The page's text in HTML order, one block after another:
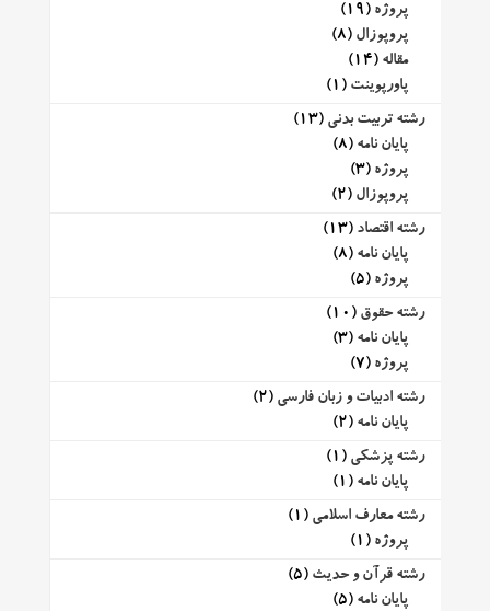
پروژه (19)
پروپوزال (8)
مقاله (14)
پاورپوینت (1)
رشته تربیت بدنی (13)
پایان نامه (8)
پروژه (3)
پروپوزال (2)
رشته اقتصاد (13)
پایان نامه (8)
پروژه (5)
رشته حقوق (10)
پایان نامه (3)
پروژه (7)
رشته ادبیات و زبان فارسی (2)
پایان نامه (2)
رشته پزشکی (1)
پایان نامه (1)
رشته معارف اسلامی (1)
پروژه (1)
رشته قرآن و حدیث (5)
پایان نامه (5)